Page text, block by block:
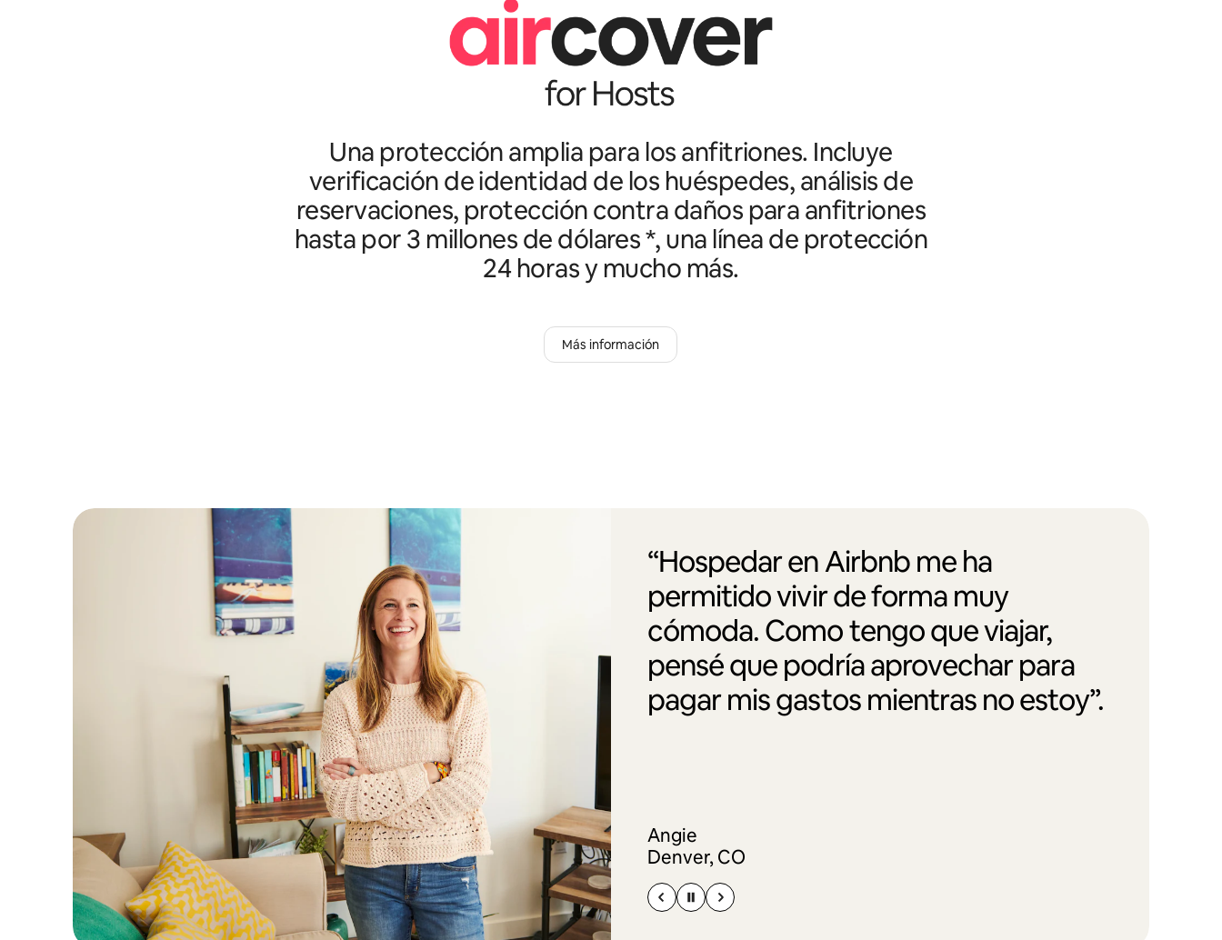
Una protección amplia para los anfitriones. Incluye
verificación de identidad de los huéspedes, análisis de
reservaciones, protección contra daños para anfitriones
hasta por 3 millones de dólares *, una línea de protección
24 horas y mucho más.
Más información
“Hospedar en Airbnb me ha
permitido vivir de forma muy
cómoda. Como tengo que viajar,
pensé que podría aprovechar para
pagar mis gastos mientras no estoy”.
Angie
Denver, CO